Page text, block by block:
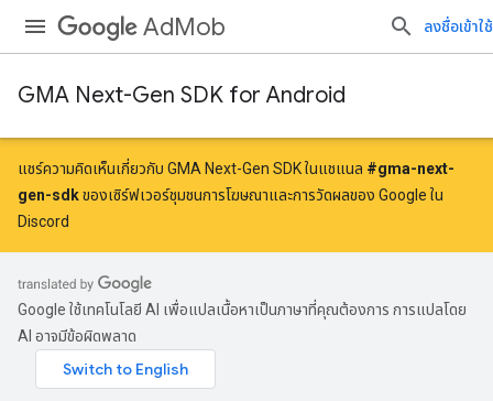
AdMob ลงชื่อเข้าใช้
GMA Next-Gen SDK for Android
แชร์ความคิดเห็นเกี่ยวกับ GMA Next-Gen SDK ในแชแนล #gma-next-
gen-sdkของเซิร์ฟเวอร์ชุมชนการโฆษณาและการวัดผลของ Google ใน
Discord
Google ใช้เทคโนโลยี AI เพื่อแปลเนื้อหาเป็นภาษาที่คุณต้องการ การแปลโดย
AI อาจมีข้อผิดพลาด